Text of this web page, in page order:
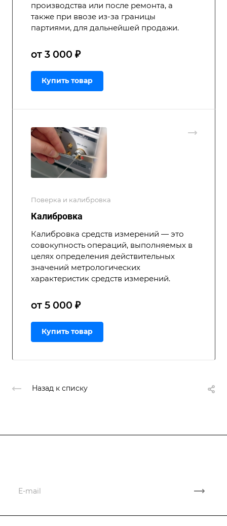
производства или после ремонта, а
также при ввозе из-за границы
партиями, для дальнейшей продажи.
от 3 000 ₽
Купить товар
Поверка и калибровка
Калибровка
Калибровка средств измерений — это
совокупность операций, выполняемых в
целях определения действительных
значений метрологических
характеристик средств измерений.
от 5 000 ₽
Купить товар
Назад к списку